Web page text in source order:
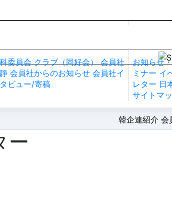
委員会 クラブ（同好会） 会員社
会員社からのお知らせ 会員社イ
ビュー/寄稿
お知らせ
ミナー イ
レター 日
サイトマ
韓企連紹介 会
ー